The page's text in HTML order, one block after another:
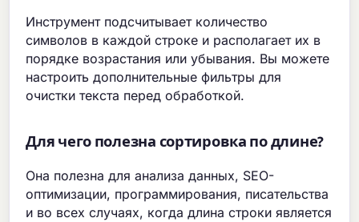
Инструмент подсчитывает количество
символов в каждой строке и располагает их в
порядке возрастания или убывания. Вы можете
настроить дополнительные фильтры для
очистки текста перед обработкой.
Для чего полезна сортировка по длине?
Она полезна для анализа данных, SEO-
оптимизации, программирования, писательства
и во всех случаях, когда длина строки является